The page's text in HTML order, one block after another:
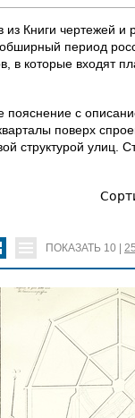
из Книги чертежей
период
в которые входят
пояснение с
поверх
структурой
ПОКАЗАТЬ 10 |